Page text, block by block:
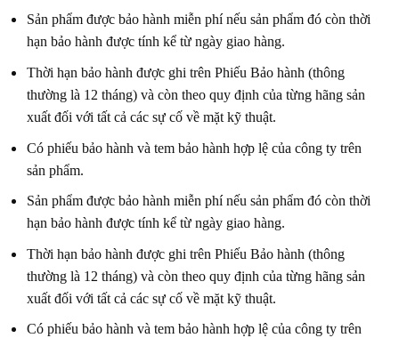
Sản phẩm được bảo hành miễn phí nếu sản phẩm đó còn thời
hạn bảo hành được tính kể từ ngày giao hàng.
Thời hạn bảo hành được ghi trên Phiếu Bảo hành (thông
thường là 12 tháng) và còn theo quy định của từng hãng sản
xuất đối với tất cả các sự cố về mặt kỹ thuật.
Có phiếu bảo hành và tem bảo hành hợp lệ của công ty trên
sản phẩm.
Sản phẩm được bảo hành miễn phí nếu sản phẩm đó còn thời
hạn bảo hành được tính kể từ ngày giao hàng.
Thời hạn bảo hành được ghi trên Phiếu Bảo hành (thông
thường là 12 tháng) và còn theo quy định của từng hãng sản
xuất đối với tất cả các sự cố về mặt kỹ thuật.
Có phiếu bảo hành và tem bảo hành hợp lệ của công ty trên